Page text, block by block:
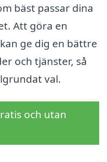
bäst passar dina
Att göra en
ge dig en bättre
och tjänster, så
val.
och utan